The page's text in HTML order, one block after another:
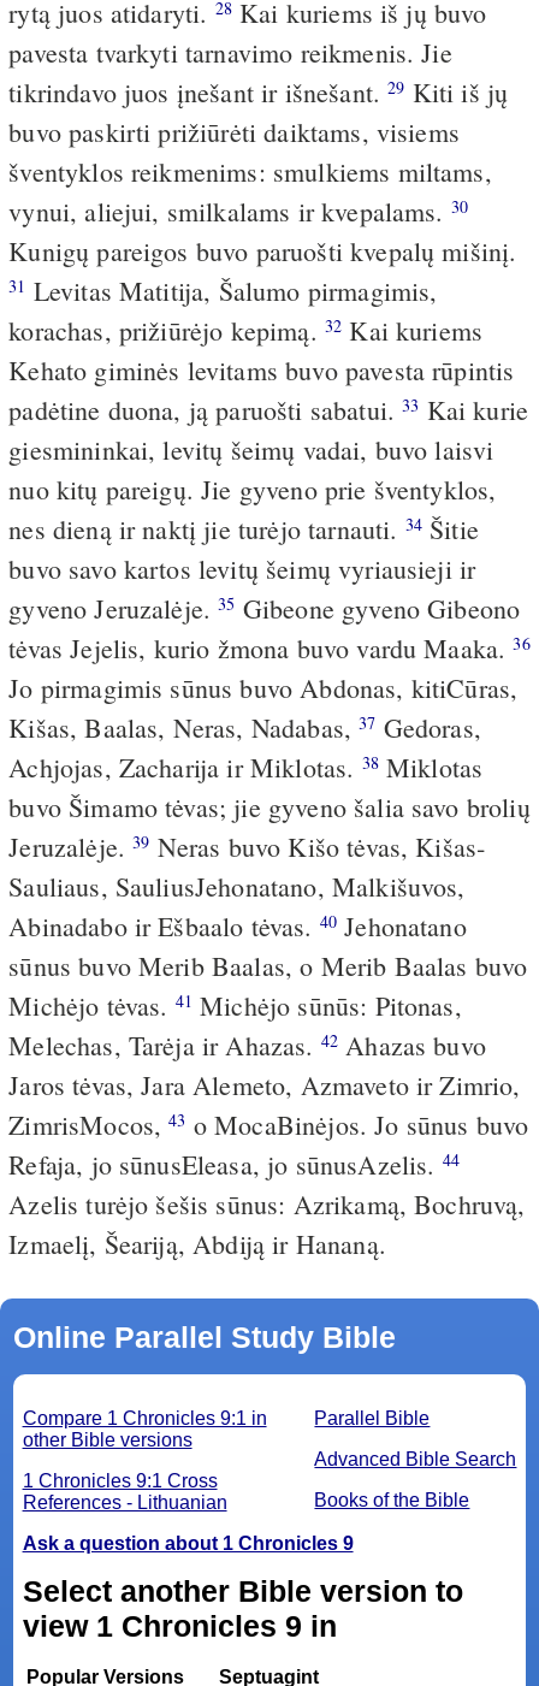
rytą juos atidaryti. 28Kai kuriems iš jų buvo
pavesta tvarkyti tarnavimo reikmenis. Jie
tikrindavo juos įnešant ir išnešant.29 Kiti iš jų
buvo paskirti prižiūrėti daiktams, visiems
šventyklos reikmenims: smulkiems miltams,
vynui, aliejui, smilkalams ir kvepalams. 30
Kunigų pareigos buvo paruošti kvepalų mišinį.
31 Levitas Matitija, Šalumo pirmagimis,
korachas, prižiūrėjo kepimą. 32 Kai kuriems
Kehato giminės levitams buvo pavesta rūpintis
padėtine duona, ją paruošti sabatui.33 Kai kurie
giesmininkai, levitų šeimų vadai, buvo laisvi
nuo kitų pareigų. Jie gyveno prie šventyklos,
nes dieną ir naktį jie turėjo tarnauti. 34Šitie
buvo savo kartos levitų šeimų vyriausieji ir
gyveno Jeruzalėje.35 Gibeone gyveno Gibeono
tėvas Jejelis, kurio žmona buvo vardu Maaka.36
Jo pirmagimis sūnus buvo Abdonas, kiti­Cūras,
Kišas, Baalas, Neras, Nadabas,37 Gedoras,
Achjojas, Zacharija ir Miklotas. 38Miklotas
buvo Šimamo tėvas; jie gyveno šalia savo brolių
Jeruzalėje.39 Neras buvo Kišo tėvas, Kišas­
Sauliaus, Saulius­Jehonatano, Malkišuvos,
Abinadabo ir Ešbaalo tėvas. 40 Jehonatano
sūnus buvo Merib Baalas, o Merib Baalas buvo
Michėjo tėvas. 41 Michėjo sūnūs: Pitonas,
Melechas, Tarėja ir Ahazas. 42 Ahazas buvo
Jaros tėvas, Jara­ Alemeto, Azmaveto ir Zimrio,
Zimris­Mocos,43 o Moca­Binėjos. Jo sūnus buvo
Refaja, jo sūnus­Eleasa, jo sūnus­Azelis. 44
Azelis turėjo šešis sūnus: Azrikamą, Bochruvą,
Izmaelį, Šeariją, Abdiją ir Hananą.
Online Parallel Study Bible
Parallel Bible
Advanced Bible Search
Books of the Bible
Compare 1 Chronicles 9:1 in
other Bible versions
1 Chronicles 9:1 Cross
References - Lithuanian
Ask a question about 1 Chronicles 9
Select another Bible version to
view 1 Chronicles 9 in
Popular Versions
Septuagint